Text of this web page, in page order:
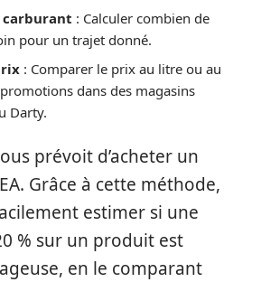
carburant : Calculer combien de
pour un trajet donné.
: Comparer le prix au litre ou au
dans des magasins
Darty.
prévoit d’acheter un
Grâce à cette méthode,
estimer si une
% sur un produit est
en le comparant